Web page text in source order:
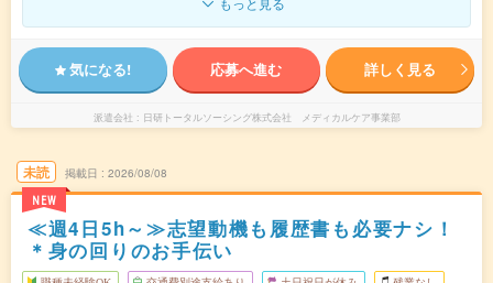
気になる! 応募へ進む 詳しく見る
派遣会社 日研トータルソーシング株式会社 メディカルケア事業部
未読
NEW
掲載日 2026/08/08
≪週4日5h～≫志望動機も履歴書も必要ナシ！
＊身の回りのお手伝い